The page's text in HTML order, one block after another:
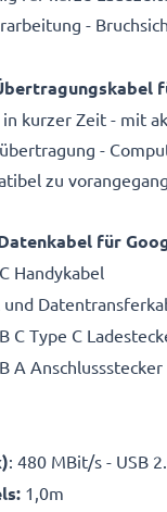
-
kurzer Zeit - mit
-
zu
für
Handykabel
C Type C
A Anschlussstecker
: 480 MBit/s - USB
1,0m